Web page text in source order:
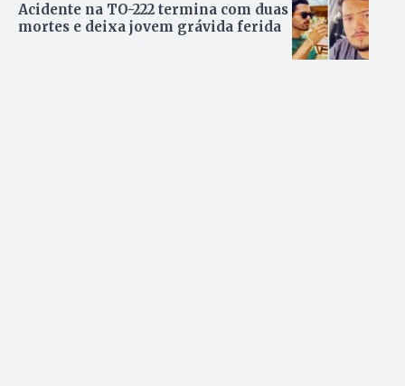
Acidente na TO-222 termina com duas
mortes e deixa jovem grávida ferida